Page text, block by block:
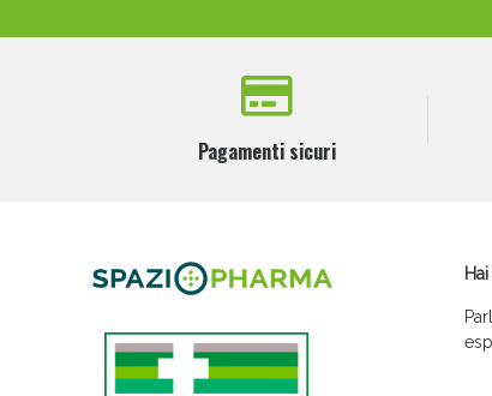
Pagamenti sicuri